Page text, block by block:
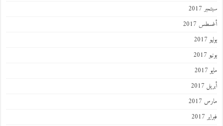
سبتمبر 2017
أغسطس 2017
يوليو 2017
يونيو 2017
مايو 2017
أبريل 2017
مارس 2017
فبراير 2017